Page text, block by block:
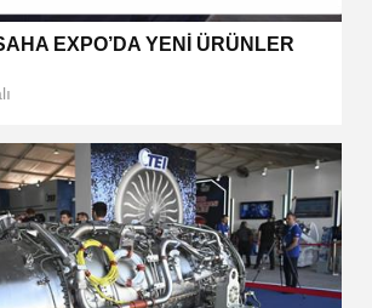
EXPO’DA YENİ ÜRÜNLER